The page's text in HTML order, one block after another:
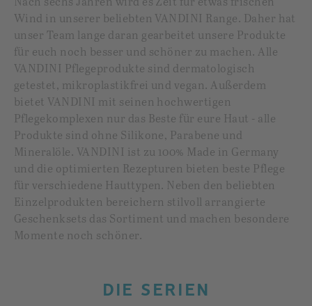
Wind in unserer beliebten VANDINI Range. Daher hat
unser Team lange daran gearbeitet unsere Produkte
für euch noch besser und schöner zu machen. Alle
VANDINI Pflegeprodukte sind dermatologisch
getestet, mikroplastikfrei und vegan. Außerdem
bietet VANDINI mit seinen hochwertigen
Pflegekomplexen nur das Beste für eure Haut - alle
Produkte sind ohne Silikone, Parabene und
Mineralöle. VANDINI ist zu 100% Made in Germany
und die optimierten Rezepturen bieten beste Pflege
für verschiedene Hauttypen. Neben den beliebten
Einzelprodukten bereichern stilvoll arrangierte
Geschenksets das Sortiment und machen besondere
Momente noch schöner.
DIE SERIEN